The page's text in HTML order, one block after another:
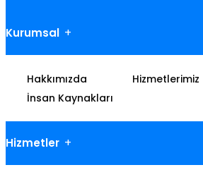
Kurumsal
Hakkımızda
Hizmetlerimiz
İnsan Kaynakları
Hizmetler